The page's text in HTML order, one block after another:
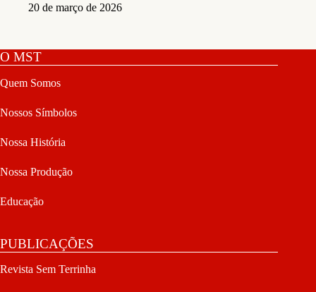
20 de março de 2026
O MST
Quem Somos
Nossos Símbolos
Nossa História
Nossa Produção
Educação
PUBLICAÇÕES
Revista Sem Terrinha